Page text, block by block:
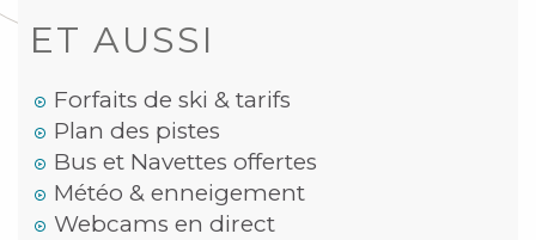
ET AUSSI
Forfaits de ski & tarifs
Plan des pistes
Bus et Navettes offertes
Météo & enneigement
Webcams en direct